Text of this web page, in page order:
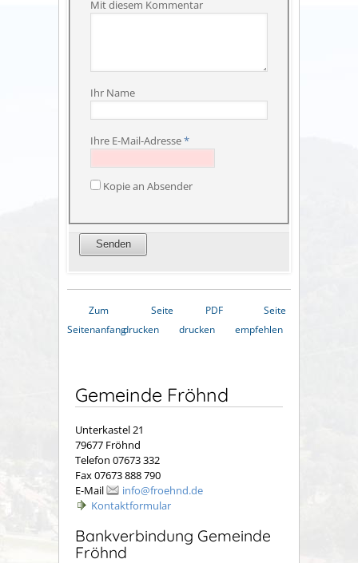
Mit diesem Kommentar
Ihr Name
Ihre E-Mail-Adresse*
Kopie an Absender
Zum
Seitenanfang
Seite
drucken
PDF
drucken
Seite
empfehlen
Gemeinde Fröhnd
Unterkastel 21
79677 Fröhnd
Telefon 07673 332
Fax 07673 888 790
E-Mail
info@froehnd.de
Kontaktformular
Bankverbindung Gemeinde
Fröhnd